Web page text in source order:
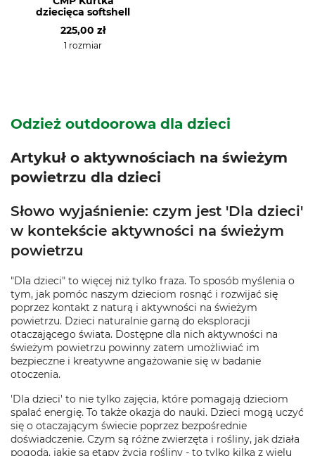
dziecięca softshell
225,00 zł
1 rozmiar
Odzież outdoorowa dla dzieci
Artykuł o aktywnościach na świeżym
powietrzu dla dzieci
Słowo wyjaśnienie: czym jest 'Dla dzieci'
w kontekście aktywności na świeżym
powietrzu
"Dla dzieci" to więcej niż tylko fraza. To sposób myślenia o
tym, jak pomóc naszym dzieciom rosnąć i rozwijać się
poprzez kontakt z naturą i aktywności na świeżym
powietrzu. Dzieci naturalnie garną do eksploracji
otaczającego świata. Dostępne dla nich aktywności na
świeżym powietrzu powinny zatem umożliwiać im
bezpieczne i kreatywne angażowanie się w badanie
otoczenia.
'Dla dzieci' to nie tylko zajęcia, które pomagają dzieciom
spalać energię. To także okazja do nauki. Dzieci mogą uczyć
się o otaczającym świecie poprzez bezpośrednie
doświadczenie. Czym są różne zwierzęta i rośliny, jak działa
pogoda, jakie są etapy życia rośliny - to tylko kilka z wielu